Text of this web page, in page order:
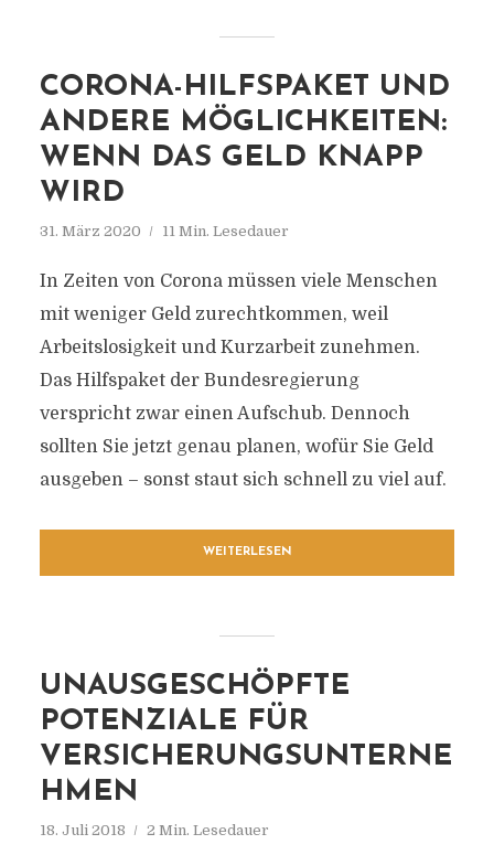
CORONA-HILFSPAKET UND
ANDERE MÖGLICHKEITEN:
WENN DAS GELD KNAPP
WIRD
31. März 2020 11 Min. Lesedauer
In Zeiten von Corona müssen viele Menschen
mit weniger Geld zurechtkommen, weil
Arbeitslosigkeit und Kurzarbeit zunehmen.
Das Hilfspaket der Bundesregierung
verspricht zwar einen Aufschub. Dennoch
sollten Sie jetzt genau planen, wofür Sie Geld
ausgeben – sonst staut sich schnell zu viel auf.
WEITERLESEN
UNAUSGESCHÖPFTE
POTENZIALE FÜR
VERSICHERUNGSUNTERNE
HMEN
18. Juli 2018 2 Min. Lesedauer